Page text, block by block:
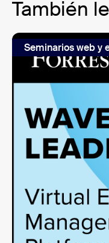
También
Seminarios web y